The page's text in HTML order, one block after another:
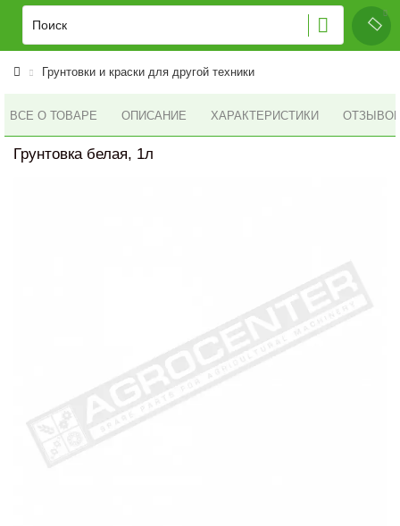
Грунтовки и краски для другой техники
ВСЕ О ТОВАРЕ ОПИСАНИЕ ХАРАКТЕРИСТИКИ ОТЗЫВОВ
Грунтовка белая, 1л